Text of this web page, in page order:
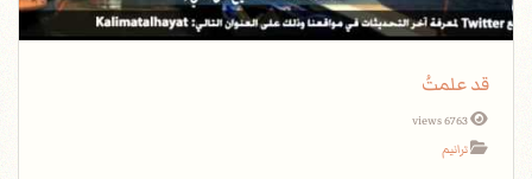
قد علمتُ
6763 views
ترانيم